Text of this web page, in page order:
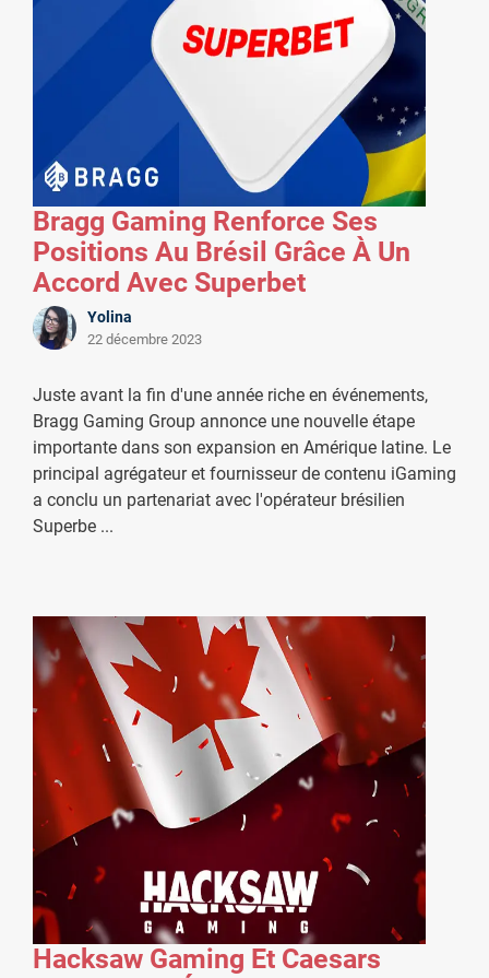
Bragg Gaming Renforce Ses
Positions Au Brésil Grâce À Un
Accord Avec Superbet
Yolina
22 décembre 2023
Juste avant la fin d'une année riche en événements,
Bragg Gaming Group annonce une nouvelle étape
importante dans son expansion en Amérique latine. Le
principal agrégateur et fournisseur de contenu iGaming
a conclu un partenariat avec l'opérateur brésilien
Superbe ...
Hacksaw Gaming Et Caesars